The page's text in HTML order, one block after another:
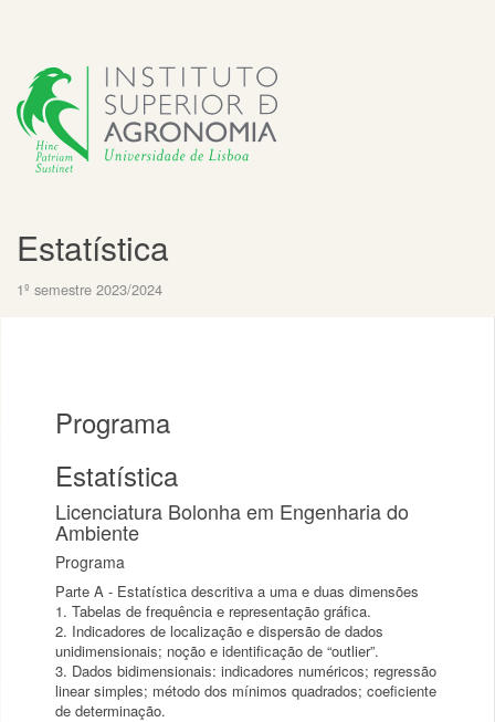
Estatística
1º semestre 2023/2024
Programa
Estatística
Licenciatura Bolonha em Engenharia do
Ambiente
Programa
Parte A - Estatística descritiva a uma e duas dimensões
1. Tabelas de frequência e representação gráfica.
2. Indicadores de localização e dispersão de dados
unidimensionais; noção e identificação de “outlier”.
3. Dados bidimensionais: indicadores numéricos; regressão
linear simples; método dos mínimos quadrados; coeficiente
de determinação.